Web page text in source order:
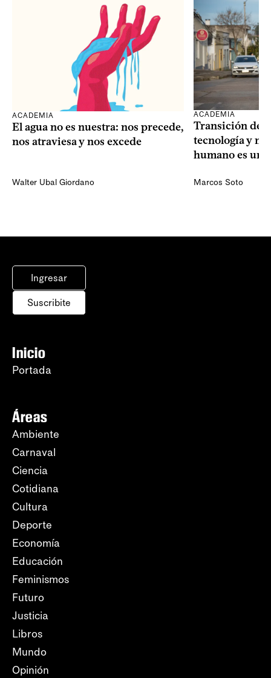
ACADEMIA
El agua no es nuestra: nos precede,
nos atraviesa y nos excede
Walter Ubal Giordano
ACADEMIA
Transición
tecnología y
humano es
Marcos Soto
Ingresar
Suscribite
Inicio
Portada
Áreas
Ambiente
Carnaval
Ciencia
Cotidiana
Cultura
Deporte
Economía
Educación
Feminismos
Futuro
Justicia
Libros
Mundo
Opinión